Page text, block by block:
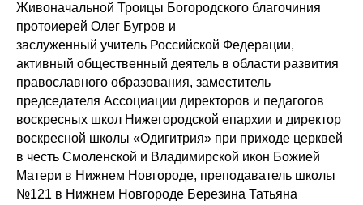
Живоначальной Троицы Богородского благочиния
протоиерей Олег Бугров и
заслуженный учитель Российской Федерации,
активный общественный деятель в области развития
православного образования, заместитель
председателя Ассоциации директоров и педагогов
воскресных школ Нижегородской епархии и директор
воскресной школы «Одигитрия» при приходе церквей
в честь Смоленской и Владимирской икон Божией
Матери в Нижнем Новгороде, преподаватель школы
№121 в Нижнем Новгороде Березина Татьяна